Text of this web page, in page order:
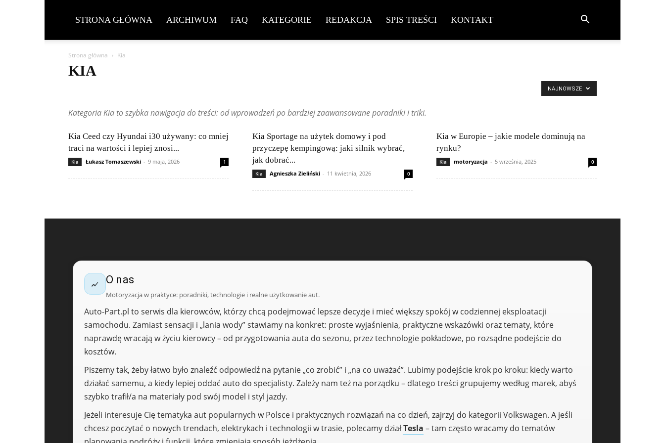
STRONA GŁÓWNA ARCHIWUM FAQ KATEGORIE REDAKCJA SPIS TREŚCI KONTAKT
Strona główna Kia
KIA
Peugeot
Porsche Renault Rolls-Royce Skoda Subaru Suzuki Tesla Toyota Volkswagen (VW)
Volvo
Kategoria Kia to szybka nawigacja do treści: od wprowadzeń po bardziej zaawansowane poradniki i triki.
NAJNOWSZE
Kia Ceed czy Hyundai i30 używany: co mniej
traci na wartości i lepiej znosi...
Kia Łukasz Tomaszewski - 9 maja, 2026 1
Kia Sportage na użytek domowy i pod
przyczepę kempingową: jaki silnik wybrać,
jak dobrać...
Kia Agnieszka Zieliński - 11 kwietnia, 2026 0
Kia w Europie – jakie modele dominują na
rynku?
Kia motoryzacja - 5 września, 2025 0
O nas
Motoryzacja w praktyce: poradniki, technologie i realne użytkowanie aut.
Auto-Part.pl to serwis dla kierowców, którzy chcą podejmować lepsze decyzje i mieć większy spokój w codziennej eksploatacji
samochodu. Zamiast sensacji i „lania wody” stawiamy na konkret: proste wyjaśnienia, praktyczne wskazówki oraz tematy, które
naprawdę wracają w życiu kierowcy – od przygotowania auta do sezonu, przez technologie pokładowe, po rozsądne podejście do
kosztów.
Piszemy tak, żeby łatwo było znaleźć odpowiedź na pytanie „co zrobić” i „na co uważać”. Lubimy podejście krok po kroku: kiedy warto
działać samemu, a kiedy lepiej oddać auto do specjalisty. Zależy nam też na porządku – dlatego treści grupujemy według marek, abyś
szybko trafił/a na materiały pod swój model i styl jazdy.
Jeżeli interesuje Cię tematyka aut popularnych w Polsce i praktycznych rozwiązań na co dzień, zajrzyj do kategorii Volkswagen. A jeśli
chcesz poczytać o nowych trendach, elektrykach i technologii w trasie, polecamy działTesla – tam często wracamy do tematów